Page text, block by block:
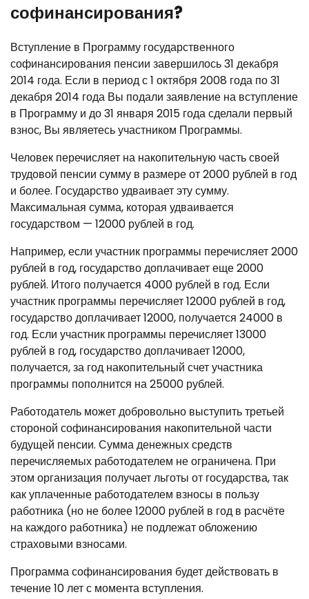
софинансирования?
Вступление в Программу государственного
софинансирования пенсии завершилось 31 декабря
2014 года. Если в период с 1 октября 2008 года по 31
декабря 2014 года Вы подали заявление на вступление
в Программу и до 31 января 2015 года сделали первый
взнос, Вы являетесь участником Программы.
Человек перечисляет на накопительную часть своей
трудовой пенсии сумму в размере от 2000 рублей в год
и более. Государство удваивает эту сумму.
Максимальная сумма, которая удваивается
государством — 12000 рублей в год.
Например, если участник программы перечисляет 2000
рублей в год, государство доплачивает еще 2000
рублей. Итого получается 4000 рублей в год. Если
участник программы перечисляет 12000 рублей в год,
государство доплачивает 12000, получается 24000 в
год. Если участник программы перечисляет 13000
рублей в год, государство доплачивает 12000,
получается, за год накопительный счет участника
программы пополнится на 25000 рублей.
Работодатель может добровольно выступить третьей
стороной софинансирования накопительной части
будущей пенсии. Сумма денежных средств
перечисляемых работодателем не ограничена. При
этом организация получает льготы от государства, так
как уплаченные работодателем взносы в пользу
работника (но не более 12000 рублей в год в расчёте
на каждого работника) не подлежат обложению
страховыми взносами.
Программа софинансирования будет действовать в
течение 10 лет с момента вступления.